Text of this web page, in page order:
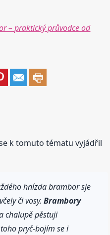
– praktický průvodce od
k tomuto tématu vyjádřil
hnízda brambor sje
či vosy.Brambory
chalupě pěstuji
pryč-bojím se i